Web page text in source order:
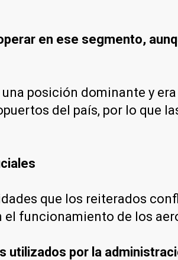
en ese segmento,
posición dominante y
del país, por lo que
que los reiterados
funcionamiento de los
por la